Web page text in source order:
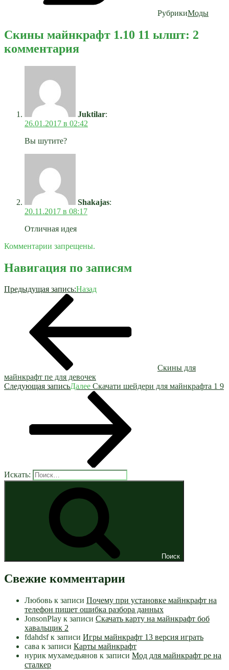
РубрикиМоды
Скины майнкрафт 1.10 11 ылшт: 2
комментария
Juktilar:
26.01.2017 в 02:42
Вы шутите?
Shakajas:
20.11.2017 в 08:17
Отличная идея
Комментарии запрещены.
Навигация по записям
Предыдущая запись:Назад
Скины для
майнкрафт пе для девочек
Следующая записьДалее Скачати шейдери для майнкрафта 1 9
Искать:
Поиск
Свежие комментарии
Любовь к записи Почему при установке майнкрафт на
телефон пишет ошибка разбора данных
JonsonPlay к записи Скачать карту на майнкрафт боб
хавальщик 2
fdahdsfк записи Игры майнкрафт 13 версия играть
сава к записи Карты майнкрафт
нурик мухамедьянов к записи Мод для майнкрафт pe на
сталкер